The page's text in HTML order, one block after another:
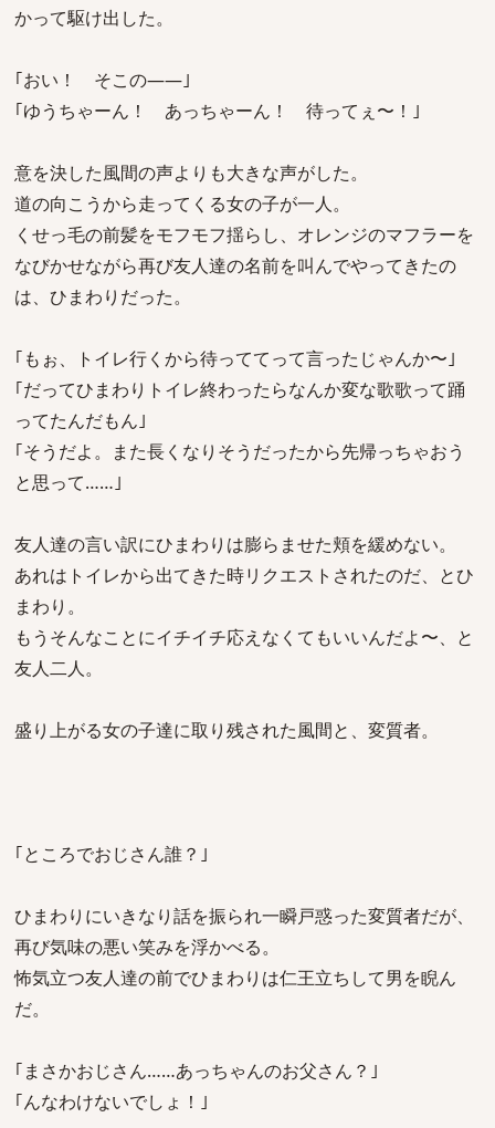
かって駆け出した。
｢おい！ そこの――｣
｢ゆうちゃーん！ あっちゃーん！ 待ってぇ〜！｣
意を決した風間の声よりも大きな声がした。
道の向こうから走ってくる女の子が一人。
くせっ毛の前髪をモフモフ揺らし、オレンジのマフラーを
なびかせながら再び友人達の名前を叫んでやってきたの
は、ひまわりだった。
｢もぉ、トイレ行くから待っててって言ったじゃんか〜｣
｢だってひまわりトイレ終わったらなんか変な歌歌って踊
ってたんだもん｣
｢そうだよ。また長くなりそうだったから先帰っちゃおう
と思って……｣
友人達の言い訳にひまわりは膨らませた頬を緩めない。
あれはトイレから出てきた時リクエストされたのだ、とひ
まわり。
もうそんなことにイチイチ応えなくてもいいんだよ〜、と
友人二人。
盛り上がる女の子達に取り残された風間と、変質者。
｢ところでおじさん誰？｣
ひまわりにいきなり話を振られ一瞬戸惑った変質者だが、
再び気味の悪い笑みを浮かべる。
怖気立つ友人達の前でひまわりは仁王立ちして男を睨ん
だ。
｢まさかおじさん……あっちゃんのお父さん？｣
｢んなわけないでしょ！｣